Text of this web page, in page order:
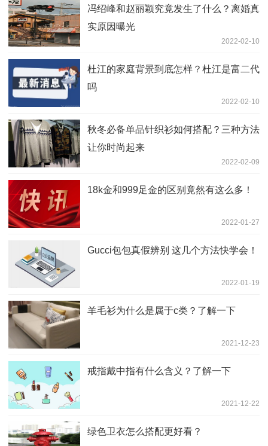
冯绍峰和赵丽颖究竟发生了什么？离婚真
实原因曝光
2022-02-10
杜江的家庭背景到底怎样？杜江是富二代
吗
2022-02-10
秋冬必备单品针织衫如何搭配？三种方法
让你时尚起来
2022-02-09
18k金和999足金的区别竟然有这么多！
2022-01-27
Gucci包包真假辨别 这几个方法快学会！
2022-01-19
羊毛衫为什么是属于c类？了解一下
2021-12-23
戒指戴中指有什么含义？了解一下
2021-12-22
绿色卫衣怎么搭配更好看？